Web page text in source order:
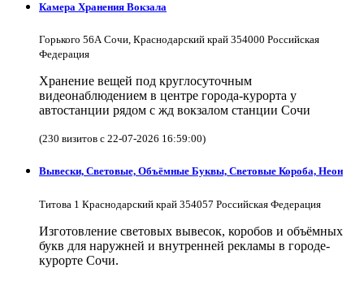
Камера Хранения Вокзала
Горького 56А Сочи, Краснодарский край 354000 Российская
Федерация
Хранение вещей под круглосуточным
видеонаблюдением в центре города-курорта у
автостанции рядом с жд вокзалом станции Сочи
(230 визитов с 22-07-2026 16:59:00)
Вывески, Световые, Объёмные Буквы, Световые Короба, Неон
Титова 1 Краснодарский край 354057 Российская Федерация
Изготовление световых вывесок, коробов и объёмных
букв для наружней и внутренней рекламы в городе-
курорте Сочи.